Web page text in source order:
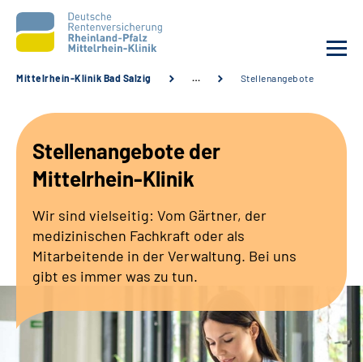
Unsere Angebote
Karriere
Zuweisende &
Mittelrhein-Klinik Bad Salzig … Stellenangebote
Stellenangebote der
Mittelrhein-Klinik
Wir sind vielseitig: Vom Gärtner, der
medizinischen Fachkraft oder als
Mitarbeitende in der Verwaltung. Bei uns
gibt es immer was zu tun.